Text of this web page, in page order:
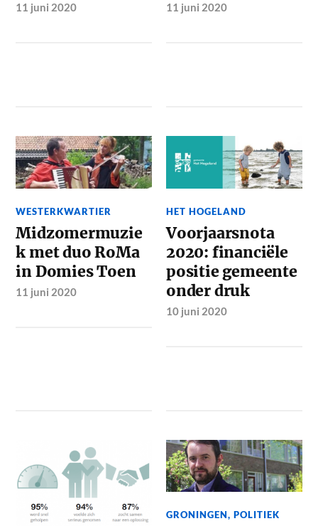
11 juni 2020 11 juni 2020
WESTERKWARTIER
Midzomermuzie
k met duo RoMa
in Domies Toen
11 juni 2020
HET HOGELAND
Voorjaarsnota
2020: financiële
positie gemeente
onder druk
10 juni 2020
GRONINGEN,POLITIEK